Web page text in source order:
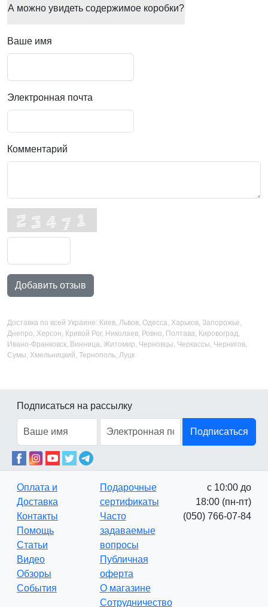
А можно увидеть содержимое коробки?
Ваше имя
Электронная почта
Комментарий
Добавить отзыв
Доставка по всей Украине: Киев, Львов, Одесса, Харьков, Запорожье,
Днепро, Херсон, Кривой Рог, Николаев, Ровно, Полтава, Кировоград,
Ивано-Франковск, Винница, Житомир, Черновцы, Черкассы, Чернигов,
Сумы, Хмельницкий, Тернополь, Луцк
Подписаться на рассылку
Подписаться
Оплата и
Доставка
Контакты
Помощь
Статьи
Видео
Обзоры
События
Подарочные
сертификаты
Часто
задаваемые
вопросы
Публичная
оферта
О магазине
Сотрудничество
с 10:00 до
18:00 (пн-пт)
(050) 766-07-84